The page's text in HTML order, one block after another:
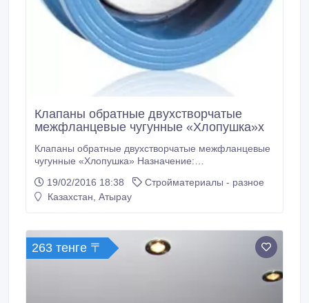
Клапаны обратные двухстворчатые
межфланцевые чугунные «Хлопушка»х
Клапаны обратные двухстворчатые межфланцевые
чугунные «Хлопушка» Назначение:
Температура рабочей среды: max 80°C.
19/02/2016 18:38
Стройматериалы - разное
Казахстан, Атырау
263 тенге 〒